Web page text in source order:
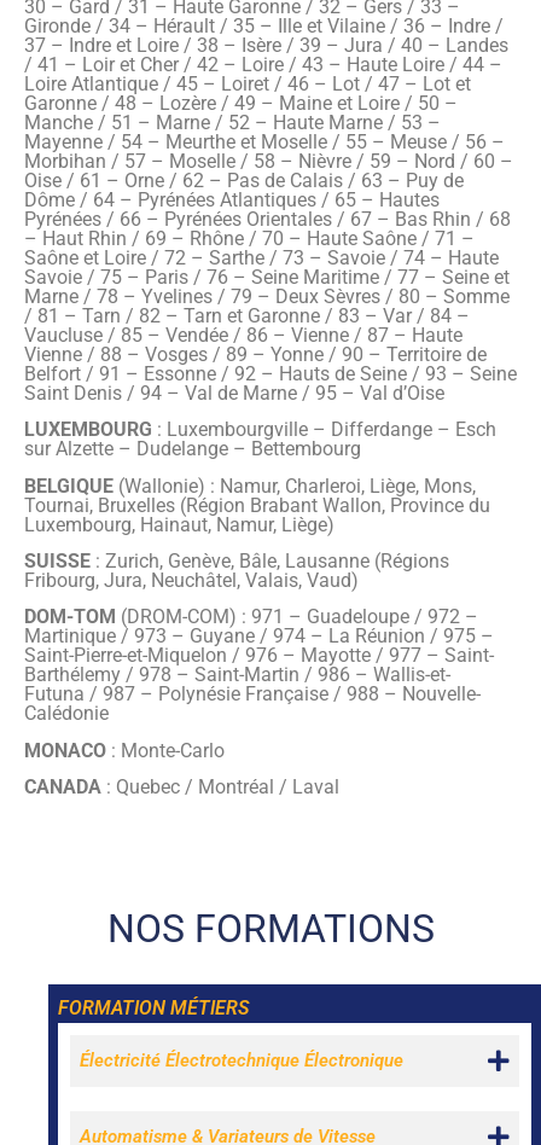
30 – Gard / 31 – Haute Garonne / 32 – Gers / 33 –
Gironde / 34 – Hérault / 35 – Ille et Vilaine / 36 – Indre /
37 – Indre et Loire / 38 – Isère / 39 – Jura / 40 – Landes
/ 41 – Loir et Cher / 42 – Loire / 43 – Haute Loire / 44 –
Loire Atlantique / 45 – Loiret / 46 – Lot / 47 – Lot et
Garonne / 48 – Lozère / 49 – Maine et Loire / 50 –
Manche / 51 – Marne / 52 – Haute Marne / 53 –
Mayenne / 54 – Meurthe et Moselle / 55 – Meuse / 56 –
Morbihan / 57 – Moselle / 58 – Nièvre / 59 – Nord / 60 –
Oise / 61 – Orne / 62 – Pas de Calais / 63 – Puy de
Dôme / 64 – Pyrénées Atlantiques / 65 – Hautes
Pyrénées / 66 – Pyrénées Orientales / 67 – Bas Rhin / 68
– Haut Rhin / 69 – Rhône / 70 – Haute Saône / 71 –
Saône et Loire / 72 – Sarthe / 73 – Savoie / 74 – Haute
Savoie / 75 – Paris / 76 – Seine Maritime / 77 – Seine et
Marne / 78 – Yvelines / 79 – Deux Sèvres / 80 – Somme
/ 81 – Tarn / 82 – Tarn et Garonne / 83 – Var / 84 –
Vaucluse / 85 – Vendée / 86 – Vienne / 87 – Haute
Vienne / 88 – Vosges / 89 – Yonne / 90 – Territoire de
Belfort / 91 – Essonne / 92 – Hauts de Seine / 93 – Seine
Saint Denis / 94 – Val de Marne / 95 – Val d’Oise
LUXEMBOURG : Luxembourgville – Differdange – Esch
sur Alzette – Dudelange – Bettembourg
BELGIQUE (Wallonie) : Namur, Charleroi, Liège, Mons,
Tournai, Bruxelles (Région Brabant Wallon, Province du
Luxembourg, Hainaut, Namur, Liège)
SUISSE : Zurich, Genève, Bâle, Lausanne (Régions
Fribourg, Jura, Neuchâtel, Valais, Vaud)
DOM-TOM (DROM-COM) : 971 – Guadeloupe / 972 –
Martinique / 973 – Guyane / 974 – La Réunion / 975 –
Saint-Pierre-et-Miquelon / 976 – Mayotte / 977 – Saint-
Barthélemy / 978 – Saint-Martin / 986 – Wallis-et-
Futuna / 987 – Polynésie Française / 988 – Nouvelle-
Calédonie
MONACO : Monte-Carlo
CANADA : Quebec / Montréal / Laval
NOS FORMATIONS
FORMATION MÉTIERS
Électricité Électrotechnique Électronique
Automatisme & Variateurs de Vitesse